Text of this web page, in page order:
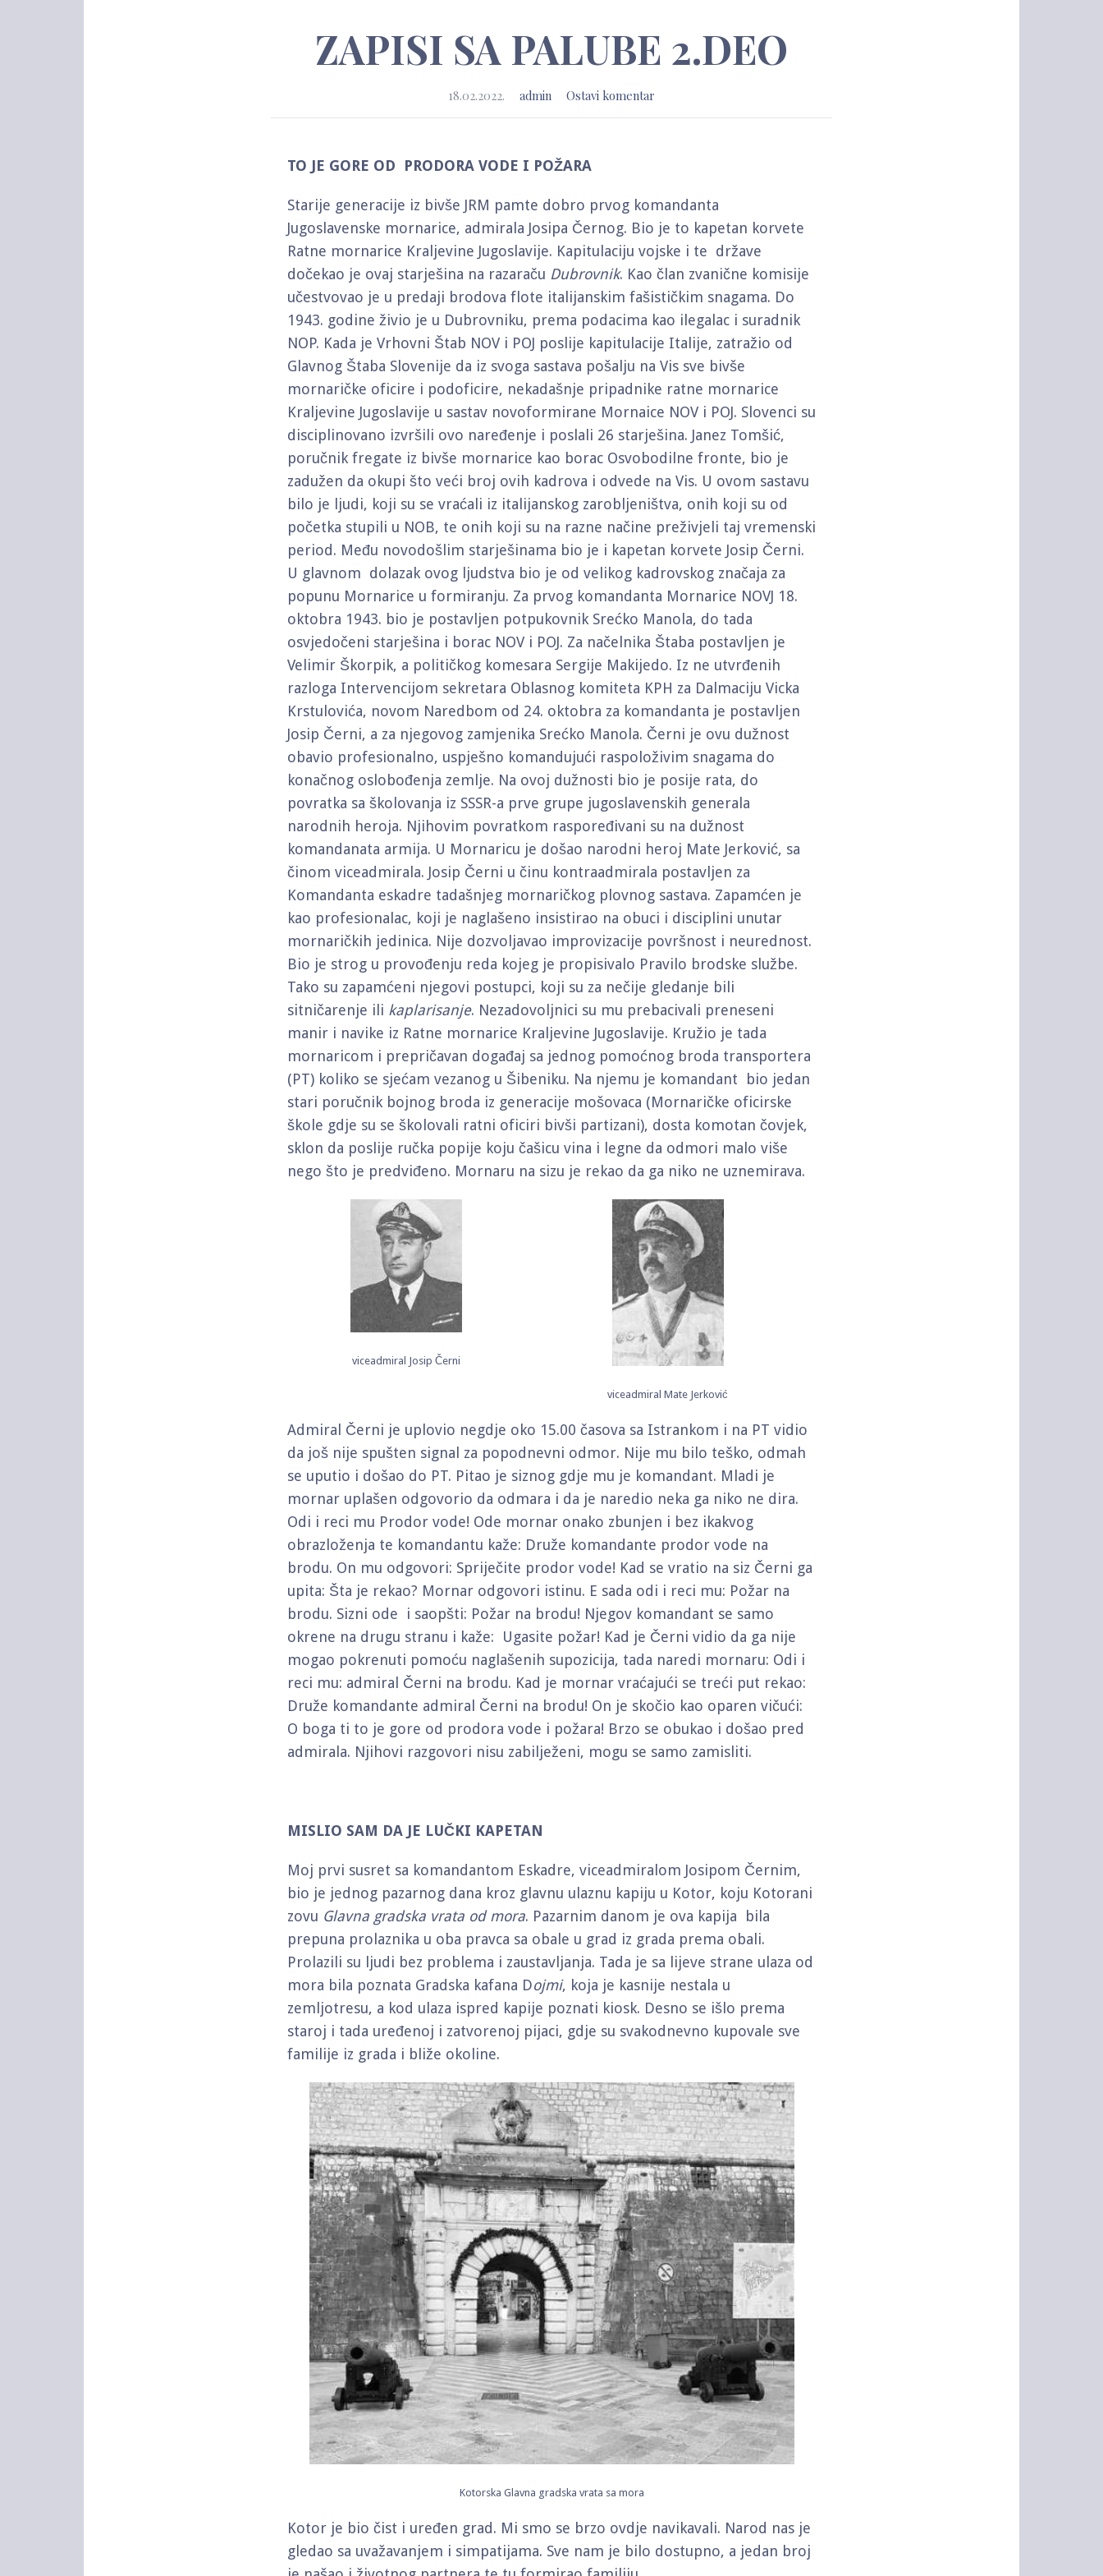
ZAPISI SA PALUBE 2.DEO
18.02.2022. admin Ostavi komentar
TO JE GORE OD PRODORA VODE I POŽARA
Starije generacije iz bivše JRM pamte dobro prvog komandanta
Jugoslavenske mornarice, admirala Josipa Černog. Bio je to kapetan korvete
Ratne mornarice Kraljevine Jugoslavije. Kapitulaciju vojske i te države
dočekao je ovaj starješina na razaraču Dubrovnik. Kao član zvanične komisije
učestvovao je u predaji brodova flote italijanskim fašističkim snagama. Do
1943. godine živio je u Dubrovniku, prema podacima kao ilegalac i suradnik
NOP. Kada je Vrhovni Štab NOV i POJ poslije kapitulacije Italije, zatražio od
Glavnog Štaba Slovenije da iz svoga sastava pošalju na Vis sve bivše
mornaričke oficire i podoficire, nekadašnje pripadnike ratne mornarice
Kraljevine Jugoslavije u sastav novoformirane Mornaice NOV i POJ. Slovenci su
disciplinovano izvršili ovo naređenje i poslali 26 starješina. Janez Tomšić,
poručnik fregate iz bivše mornarice kao borac Osvobodilne fronte, bio je
zadužen da okupi što veći broj ovih kadrova i odvede na Vis. U ovom sastavu
bilo je ljudi, koji su se vraćali iz italijanskog zarobljeništva, onih koji su od
početka stupili u NOB, te onih koji su na razne načine preživjeli taj vremenski
period. Među novodošlim starješinama bio je i kapetan korvete Josip Černi.
U glavnom dolazak ovog ljudstva bio je od velikog kadrovskog značaja za
popunu Mornarice u formiranju. Za prvog komandanta Mornarice NOVJ 18.
oktobra 1943. bio je postavljen potpukovnik Srećko Manola, do tada
osvjedočeni starješina i borac NOV i POJ. Za načelnika Štaba postavljen je
Velimir Škorpik, a političkog komesara Sergije Makijedo. Iz ne utvrđenih
razloga Intervencijom sekretara Oblasnog komiteta KPH za Dalmaciju Vicka
Krstulovića, novom Naredbom od 24. oktobra za komandanta je postavljen
Josip Černi, a za njegovog zamjenika Srećko Manola. Černi je ovu dužnost
obavio profesionalno, uspješno komandujući raspoloživim snagama do
konačnog oslobođenja zemlje. Na ovoj dužnosti bio je posije rata, do
povratka sa školovanja iz SSSR-a prve grupe jugoslavenskih generala
narodnih heroja. Njihovim povratkom raspoređivani su na dužnost
komandanata armija. U Mornaricu je došao narodni heroj Mate Jerković, sa
činom viceadmirala. Josip Černi u činu kontraadmirala postavljen za
Komandanta eskadre tadašnjeg mornaričkog plovnog sastava. Zapamćen je
kao profesionalac, koji je naglašeno insistirao na obuci i disciplini unutar
mornaričkih jedinica. Nije dozvoljavao improvizacije površnost i neurednost.
Bio je strog u provođenju reda kojeg je propisivalo Pravilo brodske službe.
Tako su zapamćeni njegovi postupci, koji su za nečije gledanje bili
sitničarenje ili kaplarisanje. Nezadovoljnici su mu prebacivali preneseni
manir i navike iz Ratne mornarice Kraljevine Jugoslavije. Kružio je tada
mornaricom i prepričavan događaj sa jednog pomoćnog broda transportera
(PT) koliko se sjećam vezanog u Šibeniku. Na njemu je komandant bio jedan
stari poručnik bojnog broda iz generacije mošovaca (Mornaričke oficirske
škole gdje su se školovali ratni oficiri bivši partizani), dosta komotan čovjek,
sklon da poslije ručka popije koju čašicu vina i legne da odmori malo više
nego što je predviđeno. Mornaru na sizu je rekao da ga niko ne uznemirava.
viceadmiral Josip Černi
viceadmiral Mate Jerković
Admiral Černi je uplovio negdje oko 15.00 časova sa Istrankom i na PT vidio
da još nije spušten signal za popodnevni odmor. Nije mu bilo teško, odmah
se uputio i došao do PT. Pitao je siznog gdje mu je komandant. Mladi je
mornar uplašen odgovorio da odmara i da je naredio neka ga niko ne dira.
Odi i reci mu Prodor vode! Ode mornar onako zbunjen i bez ikakvog
obrazloženja te komandantu kaže: Druže komandante prodor vode na
brodu. On mu odgovori: Spriječite prodor vode! Kad se vratio na siz Černi ga
upita: Šta je rekao? Mornar odgovori istinu. E sada odi i reci mu: Požar na
brodu. Sizni ode i saopšti: Požar na brodu! Njegov komandant se samo
okrene na drugu stranu i kaže: Ugasite požar! Kad je Černi vidio da ga nije
mogao pokrenuti pomoću naglašenih supozicija, tada naredi mornaru: Odi i
reci mu: admiral Černi na brodu. Kad je mornar vraćajući se treći put rekao:
Druže komandante admiral Černi na brodu! On je skočio kao oparen vičući:
O boga ti to je gore od prodora vode i požara! Brzo se obukao i došao pred
admirala. Njihovi razgovori nisu zabilježeni, mogu se samo zamisliti.
MISLIO SAM DA JE LUČKI KAPETAN
Moj prvi susret sa komandantom Eskadre, viceadmiralom Josipom Černim,
bio je jednog pazarnog dana kroz glavnu ulaznu kapiju u Kotor, koju Kotorani
zovu Glavna gradska vrata od mora. Pazarnim danom je ova kapija bila
prepuna prolaznika u oba pravca sa obale u grad iz grada prema obali.
Prolazili su ljudi bez problema i zaustavljanja. Tada je sa lijeve strane ulaza od
mora bila poznata Gradska kafana Dojmi, koja je kasnije nestala u
zemljotresu, a kod ulaza ispred kapije poznati kiosk. Desno se išlo prema
staroj i tada uređenoj i zatvorenoj pijaci, gdje su svakodnevno kupovale sve
familije iz grada i bliže okoline.
Kotorska Glavna gradska vrata sa mora
Kotor je bio čist i uređen grad. Mi smo se brzo ovdje navikavali. Narod nas je
gledao sa uvažavanjem i simpatijama. Sve nam je bilo dostupno, a jedan broj